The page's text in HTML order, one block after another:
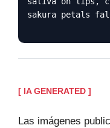
sakura petals
[ IA GENERATED ]
Las imágenes